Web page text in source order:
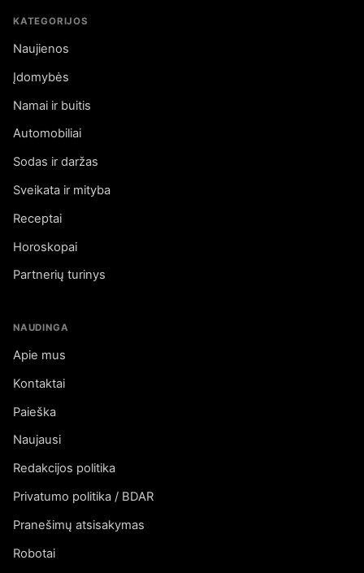
KATEGORIJOS
Naujienos
Įdomybės
Namai ir buitis
Automobiliai
Sodas ir daržas
Sveikata ir mityba
Receptai
Horoskopai
Partnerių turinys
NAUDINGA
Apie mus
Kontaktai
Paieška
Naujausi
Redakcijos politika
Privatumo politika / BDAR
Pranešimų atsisakymas
Robotai